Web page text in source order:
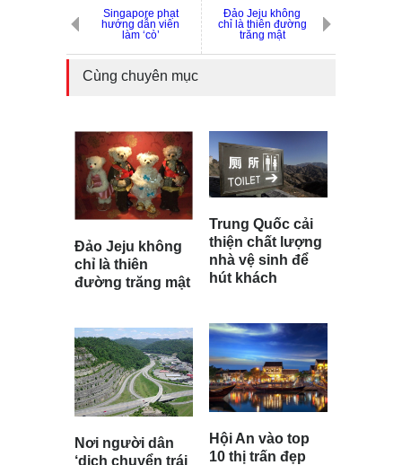
Singapore phạt
hướng dẫn viên
làm ‘cò’
Đảo Jeju không
chỉ là thiên đường
trăng mật
Cùng chuyên mục
Đảo Jeju không
chỉ là thiên
đường trăng mật
Nơi người dân
‘dịch chuyển trái
Trung Quốc cải
thiện chất lượng
nhà vệ sinh để
hút khách
Hội An vào top
10 thị trấn đẹp